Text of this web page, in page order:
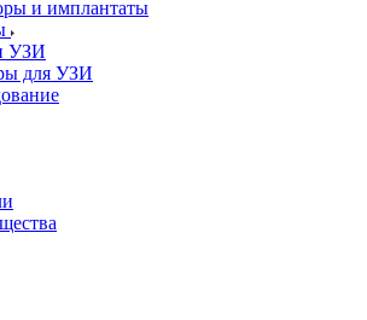
и имплантаты
УЗИ
для УЗИ